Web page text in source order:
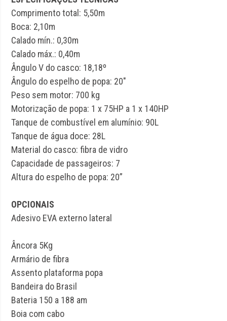
Comprimento total: 5,50m
Boca: 2,10m
Calado mín.: 0,30m
Calado máx.: 0,40m
Ângulo V do casco: 18,18º
Ângulo do espelho de popa: 20″
Peso sem motor: 700 kg
Motorização de popa: 1 x 75HP a 1 x 140HP
Tanque de combustível em alumínio: 90L
Tanque de água doce: 28L
Material do casco: fibra de vidro
Capacidade de passageiros: 7
Altura do espelho de popa: 20”
OPCIONAIS
Adesivo EVA externo lateral
Âncora 5Kg
Armário de fibra
Assento plataforma popa
Bandeira do Brasil
Bateria 150 a 188 am
Boia com cabo